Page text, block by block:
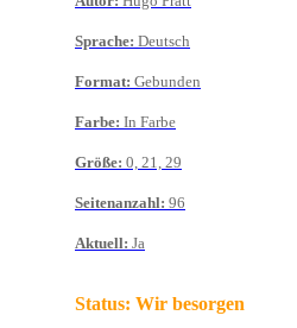
Sprache: Deutsch
Format: Gebunden
Farbe: In Farbe
Größe: 0, 21, 29
Seitenanzahl: 96
Aktuell: Ja
Status: Wir besorgen